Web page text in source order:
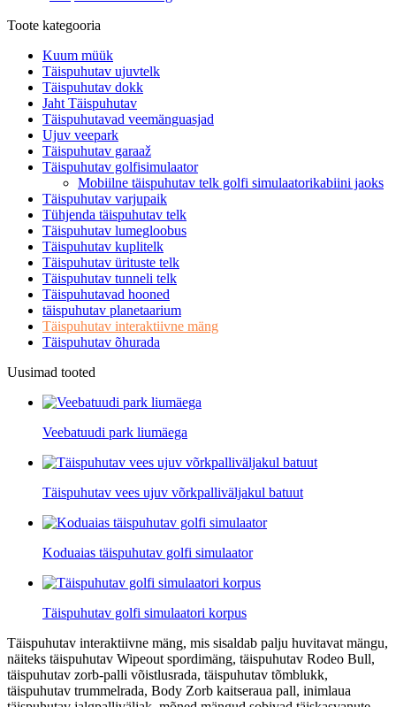
Toote kategooria
Kuum müük
Täispuhutav ujuvtelk
Täispuhutav dokk
Jaht Täispuhutav
Täispuhutavad veemänguasjad
Ujuv veepark
Täispuhutav garaaž
Täispuhutav golfisimulaator
Mobiilne täispuhutav telk golfi simulaatorikabiini jaoks
Täispuhutav varjupaik
Tühjenda täispuhutav telk
Täispuhutav lumegloobus
Täispuhutav kuplitelk
Täispuhutav ürituste telk
Täispuhutav tunneli telk
Täispuhutavad hooned
täispuhutav planetaarium
Täispuhutav interaktiivne mäng
Täispuhutav õhurada
Uusimad tooted
Veebatuudi park liumäega
Täispuhutav vees ujuv võrkpalliväljakul batuut
Koduaias täispuhutav golfi simulaator
Täispuhutav golfi simulaatori korpus
Täispuhutav interaktiivne mäng, mis sisaldab palju huvitavat mängu,
näiteks täispuhutav Wipeout spordimäng, täispuhutav Rodeo Bull,
täispuhutav zorb-palli võistlusrada, täispuhutav tõmblukk,
täispuhutav trummelrada, Body Zorb kaitseraua pall, inimlaua